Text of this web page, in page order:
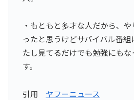
・もともと多才な人だから、
ったと思うけどサバイバル番
たし見てるだけでも勉強にも
す。
引用 ヤフーニュース